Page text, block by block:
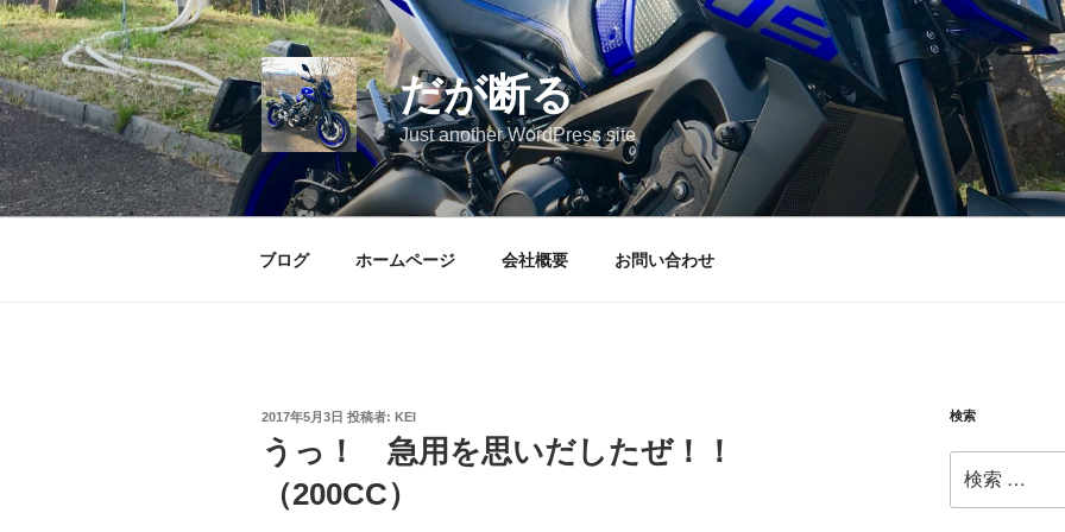
コ
ン
テ
ン
ツ
へ
ス
キ
だが断る
Just another WordPress site
ブログ ホームページ 会社概要 お問い合わせ
投
日:
2017年5月3日 投稿者: KEI
うっ！ 急用を思いだしたぜ！！
（200CC）
検索
索: